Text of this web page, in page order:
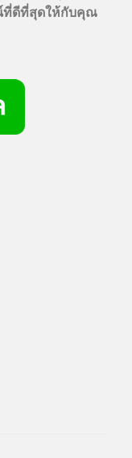
ที่ดีที่สุดให้กับคุณ